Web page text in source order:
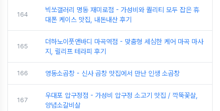
164
빅쏘갤러리 명동 재미로점 - 가성비와 퀄리티 모두 잡은 휴
대폰 케이스 맛집, 내돈내산 후기
165
더하노이풋앤바디 마곡역점 - 맞춤형 세심한 케어 마곡 마사
지, 릴리프 테라피 후기
166 영동소곱창 - 신사 곱창 맛집에서 만난 인생 소곱창
167
우대포 압구정점 - 가성비 압구정 소고기 맛집 / 깍뚝꽃살,
양념소갈비살